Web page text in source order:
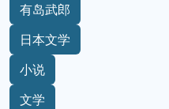
有岛武郎
日本文学
小说
文学